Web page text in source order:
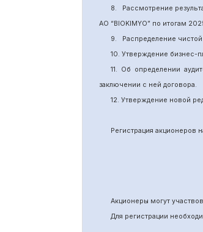
8.
Рассмотрение
АО “BIOKIMYO”по итогам 202
9.
Распределение
10. Утверждение бизнес-
11.
Об определении
заключении с ней договора.
12. Утверждение новой
Регистрация акционеров
Акционеры могут
Для регистрации